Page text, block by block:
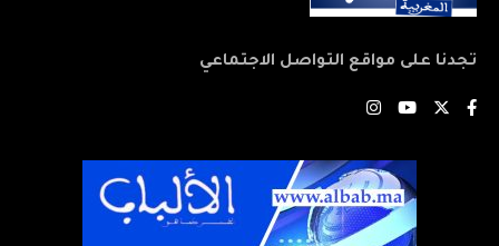
تجدنا على مواقع التواصل الاجتماعي